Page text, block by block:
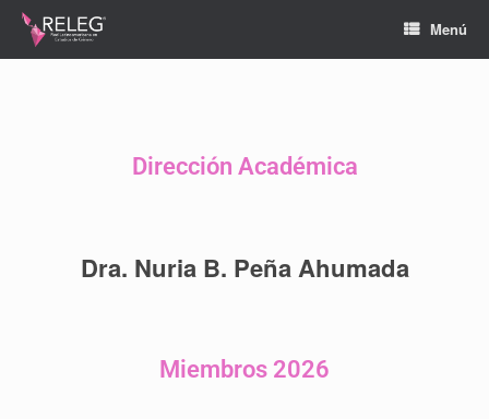
Menú
Dirección Académica
Dra. Nuria B. Peña Ahumada
Miembros 2026